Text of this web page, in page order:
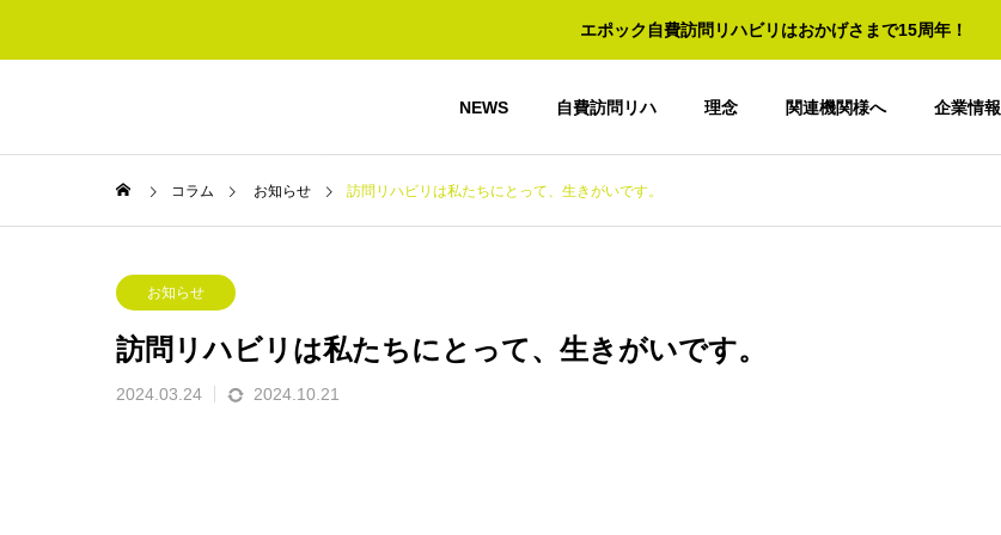
エポック自費訪問リハビリはおかげさまで15周年！
NEWS 自費訪問リハ 理念 関連機関様へ 企業情報
コラム お知らせ 訪問リハビリは私たちにとって、生きがいです。
お知らせ
訪問リハビリは私たちにとって、生きがいです。
2024.03.24 2024.10.21